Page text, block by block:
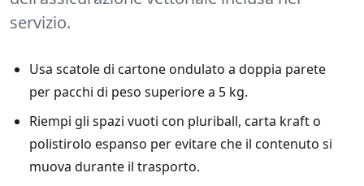
servizio.
Usa scatole di cartone ondulato a doppia parete
per pacchi di peso superiore a 5 kg.
Riempi gli spazi vuoti con pluriball, carta kraft o
polistirolo espanso per evitare che il contenuto si
muova durante il trasporto.